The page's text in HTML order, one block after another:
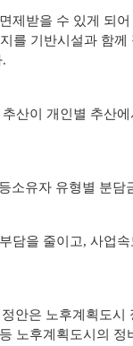
제받을 수 있게 되
를 기반시설과 함께
산이 개인별 추산
소유자 유형별 분담
을 줄이고, 사업속
안은 노후계획도시
노후계획도시의